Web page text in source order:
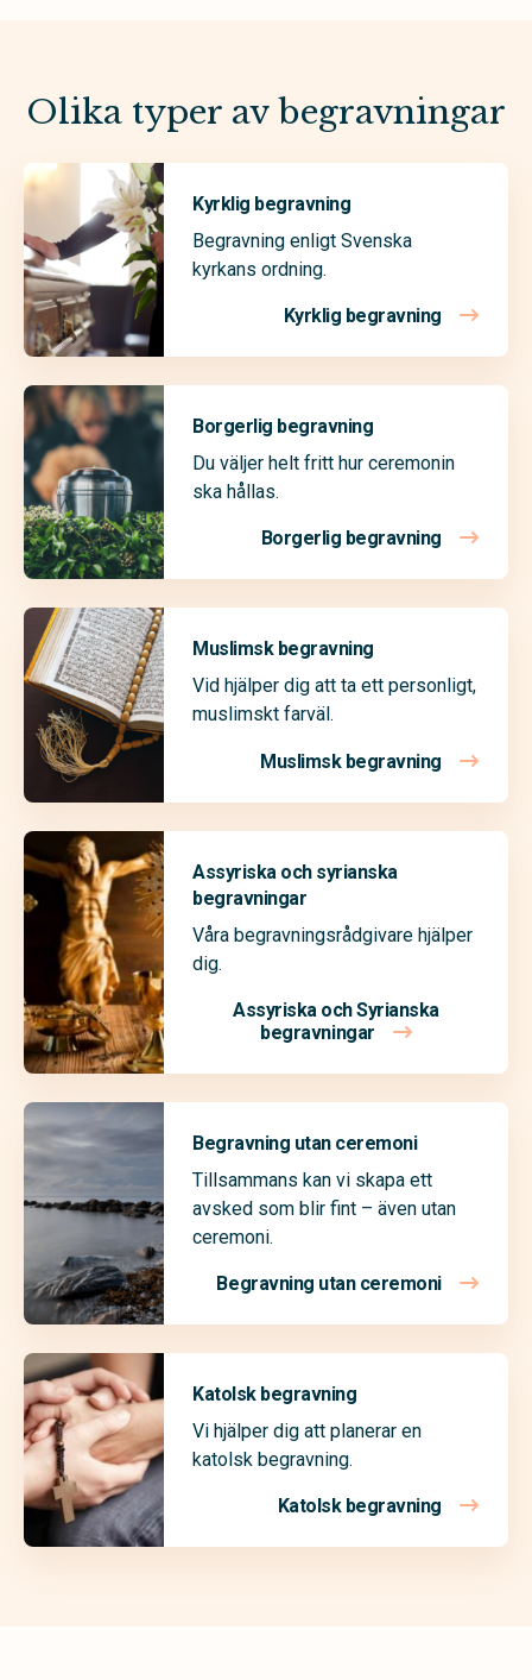
Olika typer av begravningar
Kyrklig begravning
Begravning enligt Svenska
kyrkans ordning.
Kyrklig begravning
Borgerlig begravning
Du väljer helt fritt hur ceremonin
ska hållas.
Borgerlig begravning
Muslimsk begravning
Vid hjälper dig att ta ett personligt,
muslimskt farväl.
Muslimsk begravning
Assyriska och syrianska
begravningar
Våra begravningsrådgivare hjälper
dig.
Assyriska och Syrianska
begravningar
Begravning utan ceremoni
Tillsammans kan vi skapa ett
avsked som blir fint – även utan
ceremoni.
Begravning utan ceremoni
Katolsk begravning
Vi hjälper dig att planerar en
katolsk begravning.
Katolsk begravning